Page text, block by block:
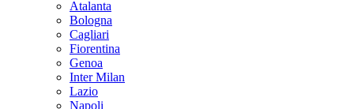
Atalanta
Bologna
Cagliari
Fiorentina
Genoa
Inter Milan
Lazio
Napoli